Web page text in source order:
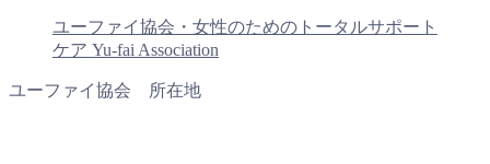
ユーファイ協会・女性のためのトータルサポート
ケア Yu-fai Association
ユーファイ協会 所在地